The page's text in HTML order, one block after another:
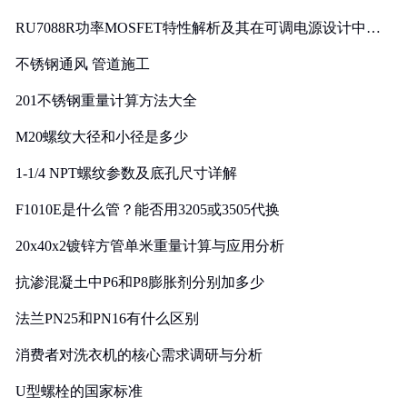
RU7088R功率MOSFET特性解析及其在可调电源设计中的
不锈钢通风 管道施工
201不锈钢重量计算方法大全
M20螺纹大径和小径是多少
1-1/4 NPT螺纹参数及底孔尺寸详解
F1010E是什么管？能否用3205或3505代换
20x40x2镀锌方管单米重量计算与应用分析
抗渗混凝土中P6和P8膨胀剂分别加多少
法兰PN25和PN16有什么区别
消费者对洗衣机的核心需求调研与分析
U型螺栓的国家标准